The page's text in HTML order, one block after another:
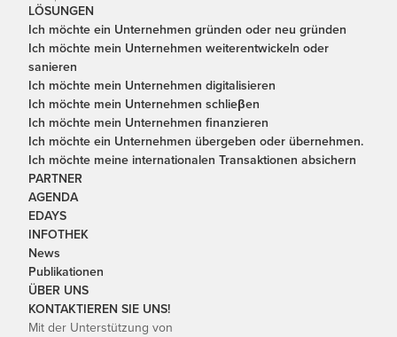
LÖSUNGEN
Ich möchte ein Unternehmen gründen oder neu gründen
Ich möchte mein Unternehmen weiterentwickeln oder
sanieren
Ich möchte mein Unternehmen digitalisieren
Ich möchte mein Unternehmen schlieβen
Ich möchte mein Unternehmen finanzieren
Ich möchte ein Unternehmen übergeben oder übernehmen.
Ich möchte meine internationalen Transaktionen absichern
PARTNER
AGENDA
EDAYS
INFOTHEK
News
Publikationen
ÜBER UNS
KONTAKTIEREN SIE UNS!
Mit der Unterstützung von